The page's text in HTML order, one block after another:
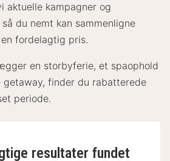
aktuelle kampagner og
du nemt kan sammenligne
fordelagtig pris.
en storbyferie, et spaophold
getaway, finder du rabatterede
periode.
resultater fundet